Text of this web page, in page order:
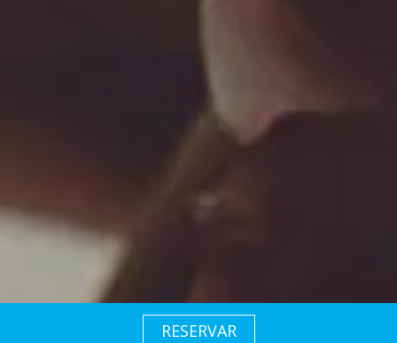
15% OFF
reserva.
Quero meu desconto
RESERVAR